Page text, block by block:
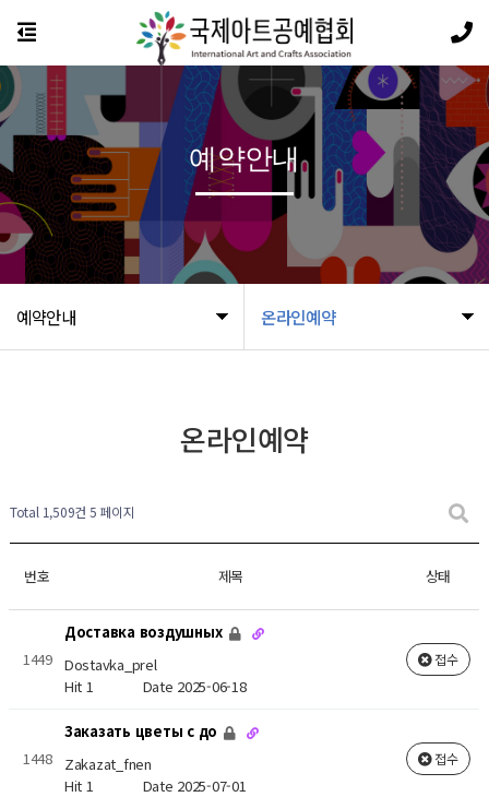
예약안내 온라인예약
예약안내
온라인예약
Total 1,509건 5 페이지
번호 제목 상태
1449
Доставка воздушных
Dostavka_prel
Hit 1 Date 2025-06-18
접수
1448
Заказать цветы с до
Zakazat_fnen
Hit 1 Date 2025-07-01
접수